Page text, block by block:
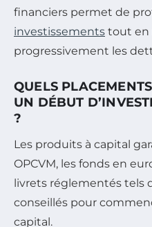
financiers permet de
investissements tout en
progressivement les
QUELS
UN DÉBUT
?
Les produits à capital
OPCVM, les fonds en
livrets réglementés tels
conseillés pour
capital.